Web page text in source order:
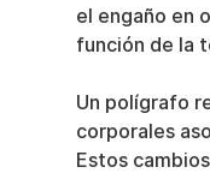
el engaño en
función de la
Un polígrafo
corporales
Estos